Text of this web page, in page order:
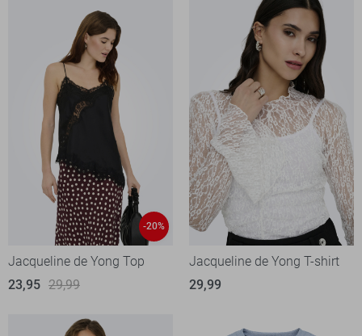
-20%
Jacqueline de Yong Top
23,95 29,99
Jacqueline de Yong T-shirt
29,99